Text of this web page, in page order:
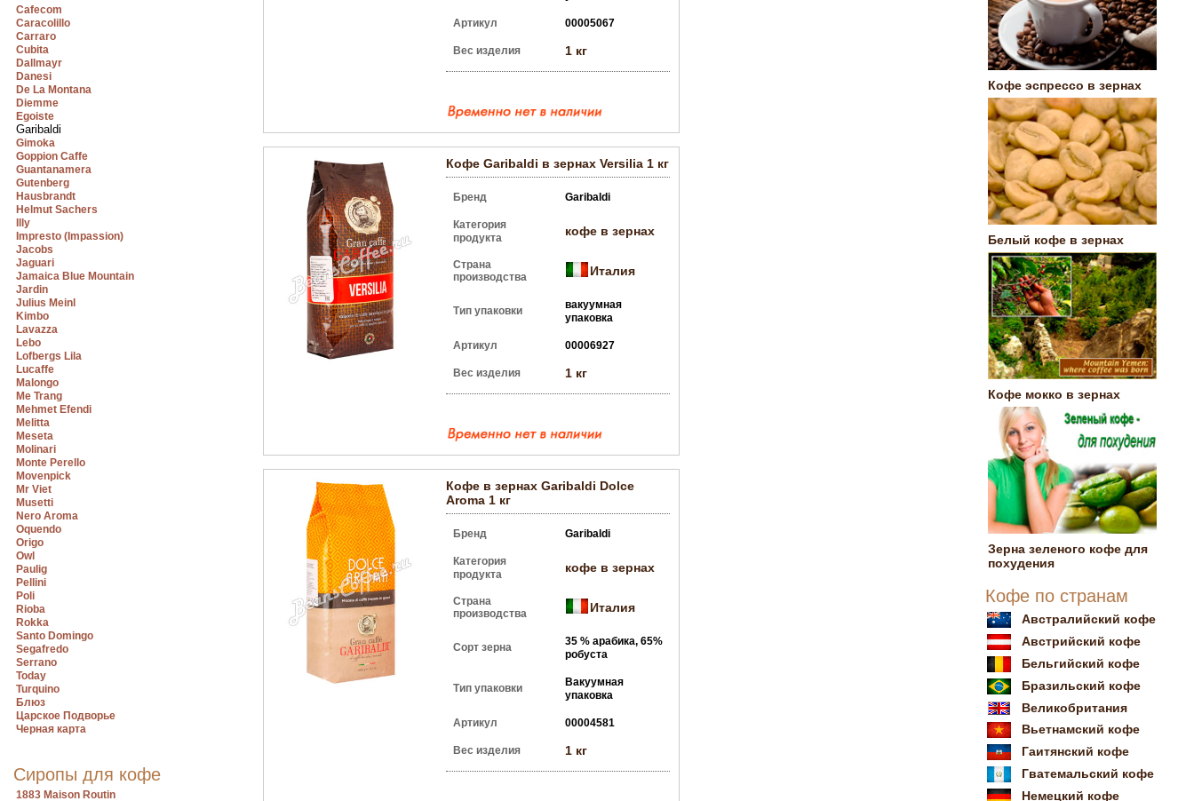
Cafecom
Caracolillo
Carraro
Cubita
Dallmayr
Danesi
De La Montana
Diemme
Egoiste
Garibaldi
Gimoka
Goppion Caffe
Guantanamera
Gutenberg
Hausbrandt
Helmut Sachers
Illy
Impresto (Impassion)
Jacobs
Jaguari
Jamaica Blue Mountain
Jardin
Julius Meinl
Kimbo
Lavazza
Lebo
Lofbergs Lila
Lucaffe
Malongo
Me Trang
Mehmet Efendi
Melitta
Meseta
Molinari
Monte Perello
Movenpick
Mr Viet
Musetti
Nero Aroma
Oquendo
Origo
Owl
Paulig
Pellini
Poli
Rioba
Rokka
Santo Domingo
Segafredo
Serrano
Today
Turquino
Блюз
Царское Подворье
Черная карта
Сиропы для кофе
1883 Maison Routin
Артикул 00005067
Вес изделия 1 кг
Кофе Garibaldi в зернах Versilia 1 кг
Бренд Garibaldi
Категория
продукта
кофе в зернах
Страна
производства
Италия
Тип упаковки
вакуумная
упаковка
Артикул 00006927
Вес изделия 1 кг
Кофе в зернах Garibaldi Dolce
Aroma 1 кг
Бренд Garibaldi
Категория
продукта
кофе в зернах
Страна
производства
Италия
Сорт зерна
35 % арабика, 65%
робуста
Тип упаковки
Вакуумная
упаковка
Артикул 00004581
Вес изделия 1 кг
Кофе эспрессо в зернах
Белый кофе в зернах
Кофе мокко в зернах
Зерна зеленого кофе для
похудения
Кофе по странам
Австралийский кофе
Австрийский кофе
Бельгийский кофе
Бразильский кофе
Великобритания
Вьетнамский кофе
Гаитянский кофе
Гватемальский кофе
Немецкий кофе